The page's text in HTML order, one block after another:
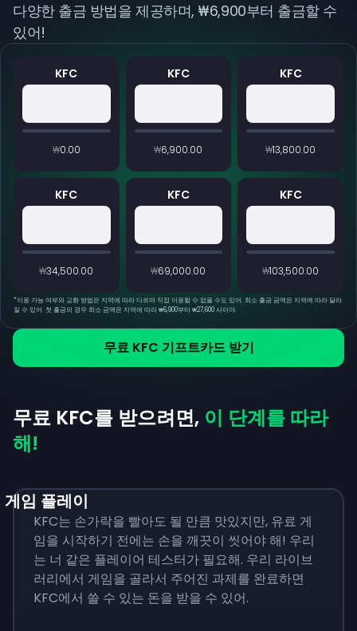
무료 KFC 기프트카드 받기
KFC
₩0.00
KFC
₩6,900.00
KFC
₩13,800.00
KFC
₩34,500.00
KFC
₩69,000.00
KFC
₩103,500.00
*이용 가능 여부와 교환 방법은 지역에 따라 다르며 직접 이용할 수 없을 수도 있어. 최소 출금 금액은 지역에 따라 달라
질 수 있어. 첫 출금의 경우 최소 금액은 지역에 따라 ₩6,900부터 ₩27,600 사이야.
다양한 출금 방법을 제공하며, ₩6,900부터 출금할 수
있어!
무료 KFC를 받으려면, 이 단계를 따라
해!
게임 플레이
KFC는 손가락을 빨아도 될 만큼 맛있지만, 유료 게
임을 시작하기 전에는 손을 깨끗이 씻어야 해! 우리
는 너 같은 플레이어 테스터가 필요해. 우리 라이브
러리에서 게임을 골라서 주어진 과제를 완료하면
KFC에서 쓸 수 있는 돈을 받을 수 있어.